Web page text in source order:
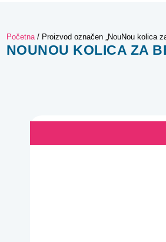
Početna/ Proizvod označen „NouNou kolica
NOUNOU KOLICA ZA